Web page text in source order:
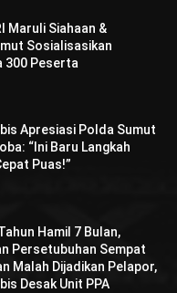
Maruli Siahaan &
Sosialisasikan
300 Peserta
Apresiasi Polda Sumut
“Ini Baru Langkah
Puas!”
Hamil 7 Bulan,
Persetubuhan Sempat
Malah Dijadikan Pelapor,
Desak Unit PPA